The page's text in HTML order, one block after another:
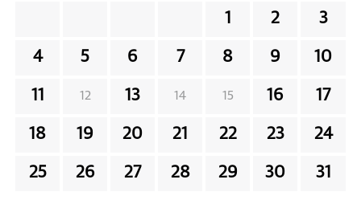
1 2 3
4 5 6 7 8 9 10
11 12 13 14 15 16 17
18 19 20 21 22 23 24
25 26 27 28 29 30 31